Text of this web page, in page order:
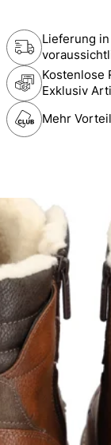
Lieferung
Kostenlose
Exklusiv
Mehr